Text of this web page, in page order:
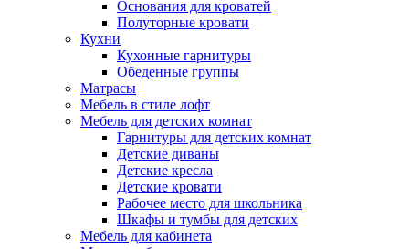
Основания для кроватей
Полуторные кровати
Кухни
Кухонные гарнитуры
Обеденные группы
Матрасы
Мебель в стиле лофт
Мебель для детских комнат
Гарнитуры для детских комнат
Детские диваны
Детские кресла
Детские кровати
Рабочее место для школьника
Шкафы и тумбы для детских
Мебель для кабинета